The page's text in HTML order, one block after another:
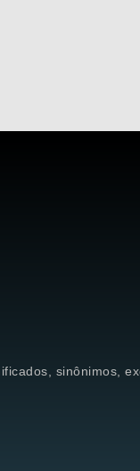
sinônimos,